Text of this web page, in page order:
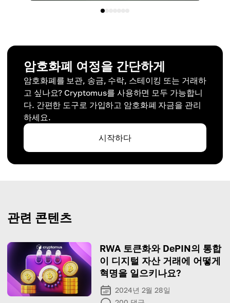
암호화폐 여정을 간단하게
암호화폐를 보관, 송금, 수락, 스테이킹 또는 거래하
고 싶나요? Cryptomus를 사용하면 모두 가능합니
다. 간편한 도구로 가입하고 암호화폐 자금을 관리
하세요.
시작하다
관련 콘텐츠
RWA 토큰화와 DePIN의 통합
이 디지털 자산 거래에 어떻게
혁명을 일으키나요?
2024년 2월 28일